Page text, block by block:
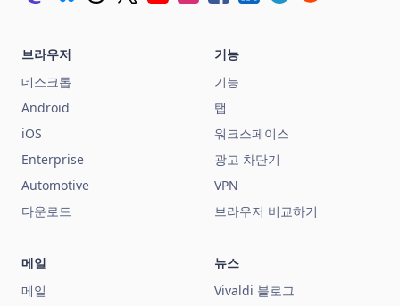
브라우저
데스크톱
Android
iOS
Enterprise
Automotive
다운로드
기능
기능
탭
워크스페이스
광고 차단기
VPN
브라우저 비교하기
메일
메일
뉴스
Vivaldi 블로그